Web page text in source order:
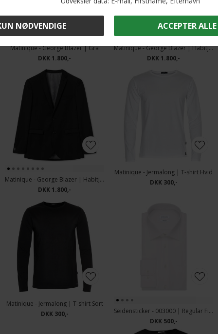
Matinique - George Blazer | Grå
DKK 1.800,-
Matinique - George Blazer | Habitjakke Blå
DKK 1.800,-
Matinique - George Blazer | Habitjakke Sort
DKK 1.800,-
Matinique - Jermalong | T-shirt Hvid
DKK 300,-
Matinique - Jermalong | T-shirt Sort
DKK 300,-
Seidensticker - 003000 | Regular Fit Skjorte Hvid
DKK 500,-